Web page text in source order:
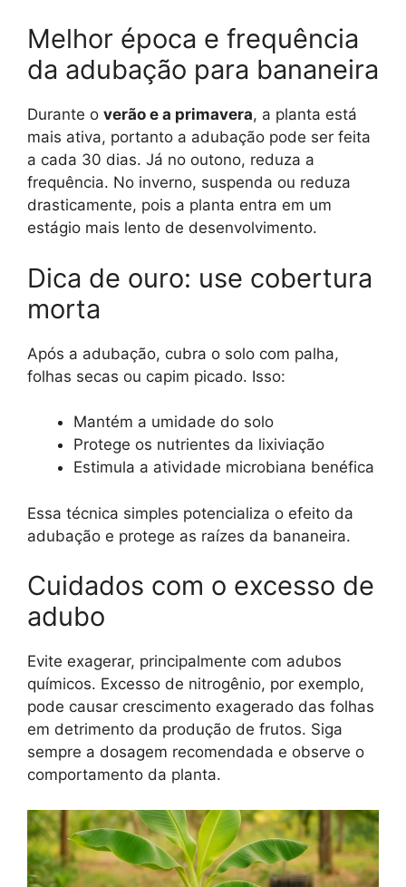
Melhor época e frequência
da adubação para bananeira
Durante o verão e a primavera, a planta está
mais ativa, portanto a adubação pode ser feita
a cada 30 dias. Já no outono, reduza a
frequência. No inverno, suspenda ou reduza
drasticamente, pois a planta entra em um
estágio mais lento de desenvolvimento.
Dica de ouro: use cobertura
morta
Após a adubação, cubra o solo com palha,
folhas secas ou capim picado. Isso:
Mantém a umidade do solo
Protege os nutrientes da lixiviação
Estimula a atividade microbiana benéfica
Essa técnica simples potencializa o efeito da
adubação e protege as raízes da bananeira.
Cuidados com o excesso de
adubo
Evite exagerar, principalmente com adubos
químicos. Excesso de nitrogênio, por exemplo,
pode causar crescimento exagerado das folhas
em detrimento da produção de frutos. Siga
sempre a dosagem recomendada e observe o
comportamento da planta.